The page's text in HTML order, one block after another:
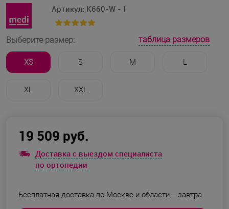
Артикул: K660-W - I
Выберите размер: таблица размеров
XS S M L
XL XXL
19 509 руб.
Доставка с выездом специалиста
по ортопедии
Бесплатная доставка по Москве и области – завтра